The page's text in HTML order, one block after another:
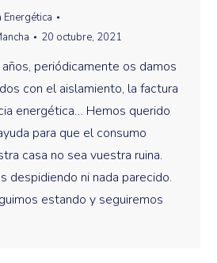
Energética
20 octubre, 2021
periódicamente os damos
con el aislamiento, la factura
energética… Hemos querido
para que el consumo
casa no sea vuestra ruina.
despidiendo ni nada parecido.
estando y seguiremos